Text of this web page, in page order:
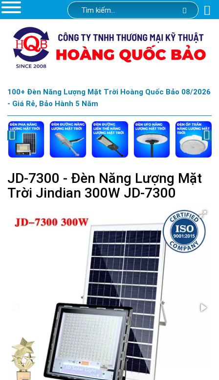
100+ Đèn Năng Lượng Mặt Trời Hoàng Quốc Bảo 08/2026
- Giá Rẻ, Bảo Hành 5 Năm
JD-7300 - Đèn Năng Lượng Mặt
Trời Jindian 300W JD-7300